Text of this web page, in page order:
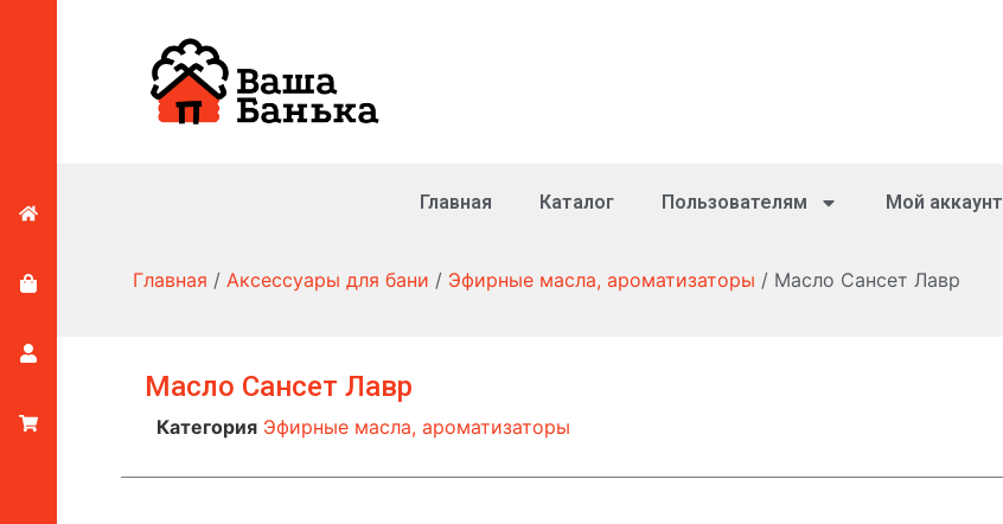
Главная Каталог Пользователям Мой аккаунт
Главная / Аксессуары для бани / Эфирные масла, ароматизаторы / Масло Сансет Лавр
Масло Сансет Лавр
Категория Эфирные масла, ароматизаторы